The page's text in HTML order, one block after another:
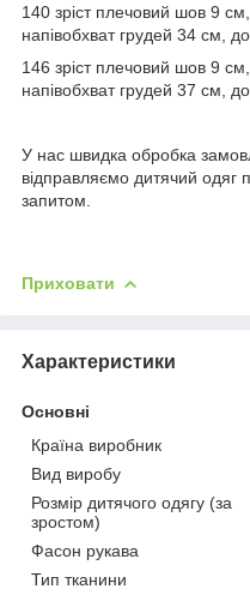
140 зріст плечовий шов 9
напівобхват грудей 34 см,
146 зріст плечовий шов 9
напівобхват грудей 37 см,
У нас швидка обробка
відправляємо дитячий одяг
запитом.
Приховати
Характеристики
Основні
Країна виробник
Вид виробу
Розмір дитячого одягу (за
зростом)
Фасон рукава
Тип тканини